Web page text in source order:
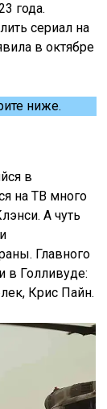
года.
сериал на
в октябре
ниже.
в
на ТВ много
А чуть
Главного
в Голливуде:
Крис Пайн.